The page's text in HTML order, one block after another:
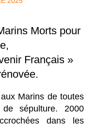
Morts pour
Français »
Marins de toutes
sépulture. 2000
dans les